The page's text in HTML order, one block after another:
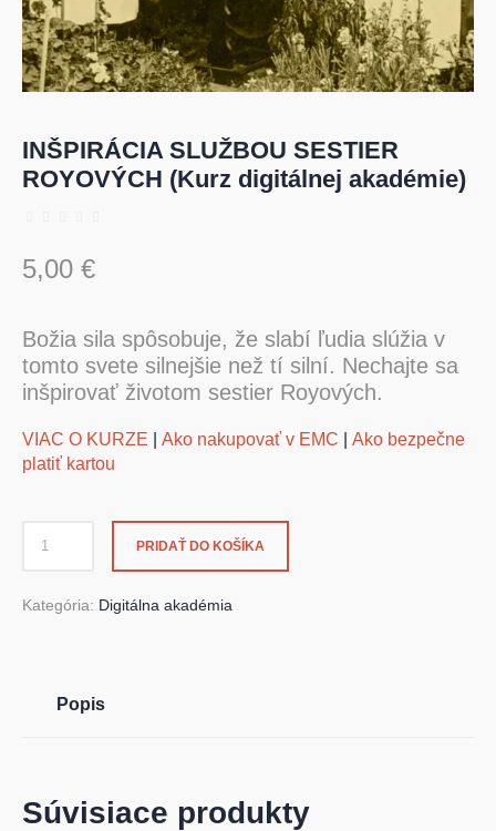
INŠPIRÁCIA SLUŽBOU SESTIER
ROYOVÝCH (Kurz digitálnej akadémie)
5,00 €
Božia sila spôsobuje, že slabí ľudia slúžia v
tomto svete silnejšie než tí silní. Nechajte sa
inšpirovať životom sestier Royových.
VIAC O KURZE Ako nakupovať v EMC
Ako bezpečne
platiť kartou
PRIDAŤ DO KOŠÍKA
Kategória: Digitálna akadémia
Popis
Súvisiace produkty